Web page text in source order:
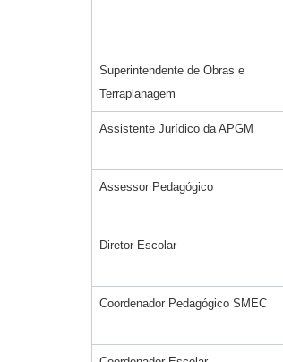
Superintendente de Obras e
Terraplanagem
Assistente Jurídico da APGM
Assessor Pedagógico
Diretor Escolar
Coordenador Pedagógico SMEC